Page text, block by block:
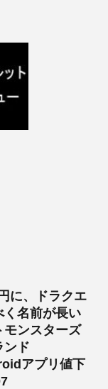
に、ドラクエ
く名前が長い
モンスターズ
ンド
アプリ値下